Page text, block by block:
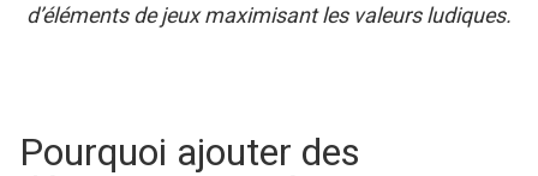
d’éléments de jeux maximisant les valeurs ludiques.
Pourquoi ajouter des